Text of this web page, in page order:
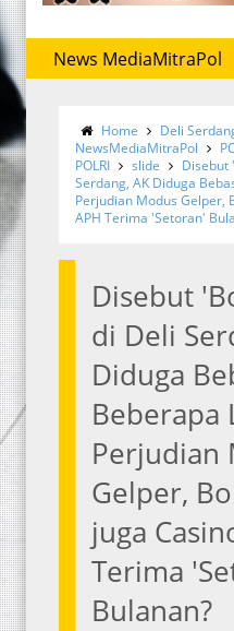
News MediaMitraPol
Sabu dan
Home Deli
NewsMediaMitraPol
POLRI
slide
Disebut
Serdang, AK Diduga
Perjudian Modus Gelper,
APH Terima 'Setoran'
Disebut
di Deli
Diduga
Beberapa
Perjudian
Gelper,
juga
Terima
Bulanan?